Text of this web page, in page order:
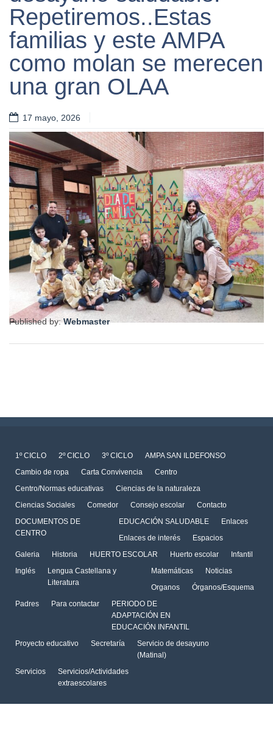
Repetiremos..Estas
familias y este AMPA
como molan se merecen
una gran OLAA
17 mayo, 2026
Published by:Webmaster
1º CICLO 2º CICLO 3º CICLO
AMPA SAN ILDEFONSO
Cambio de ropa
Carta Convivencia
Centro
Centro/Normas educativas
Ciencias de la naturaleza
Ciencias Sociales
Comedor Consejo escolar
Contacto
DOCUMENTOS DE
CENTRO
EDUCACIÓN SALUDABLE
Enlaces
Enlaces de interés
Espacios
Galeria
Historia HUERTO ESCOLAR Huerto escolar
Infantil
Inglés
Lengua Castellana y
Literatura
Matemáticas
Noticias
Organos
Órganos/Esquema
Padres
Para contactar
PERIODO DE
ADAPTACIÓN EN
EDUCACIÓN INFANTIL
Proyecto educativo
Secretaría
Servicio de desayuno
(Matinal)
Servicios
Servicios/Actividades
extraescolares